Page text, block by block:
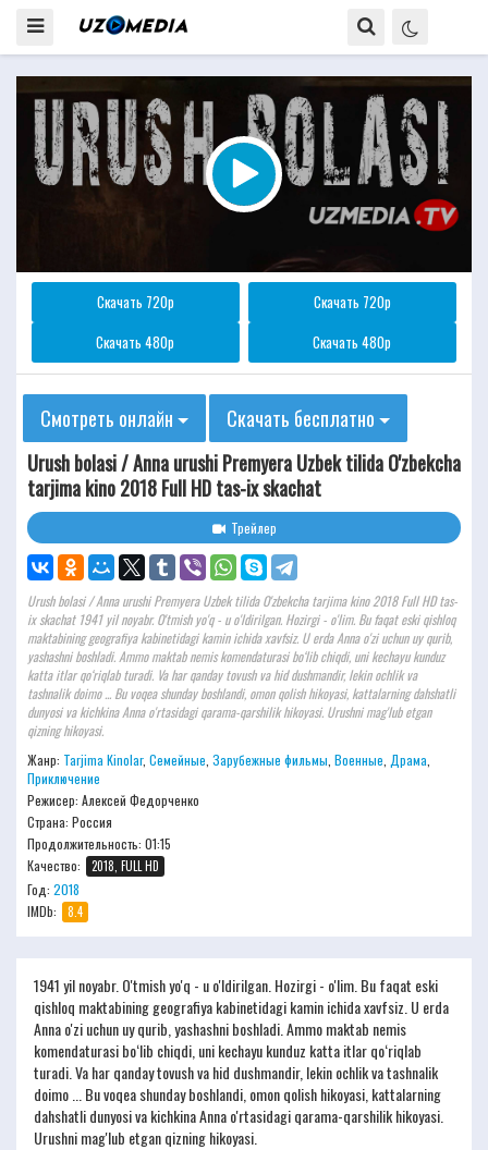
Скачать 720p
Скачать 720p
Скачать 480p
Скачать 480p
Смотреть онлайн
Скачать бесплатно
Urush bolasi / Anna urushi Premyera Uzbek tilida O'zbekcha
tarjima kino 2018 Full HD tas-ix skachat
Трейлер
Urush bolasi / Anna urushi Premyera Uzbek tilida O'zbekcha tarjima kino 2018 Full HD tas-
ix skachat 1941 yil noyabr. O'tmish yo'q - u o'ldirilgan. Hozirgi - o'lim. Bu faqat eski qishloq
maktabining geografiya kabinetidagi kamin ichida xavfsiz. U erda Anna o'zi uchun uy qurib,
yashashni boshladi. Ammo maktab nemis komendaturasi bo‘lib chiqdi, uni kechayu kunduz
katta itlar qo‘riqlab turadi. Va har qanday tovush va hid dushmandir, lekin ochlik va
tashnalik doimo ... Bu voqea shunday boshlandi, omon qolish hikoyasi, kattalarning dahshatli
dunyosi va kichkina Anna o'rtasidagi qarama-qarshilik hikoyasi. Urushni mag'lub etgan
qizning hikoyasi.
Жанр: Tarjima Kinolar, Семейные Зарубежные фильмы Военные Драма
Приключение
Режисер: Алексей Федорченко
Страна: Россия
Продолжительность: 01:15
Качество:
2018, FULL HD
Год: 2018
IMDb:
8.4
1941 yil noyabr. O'tmish yo'q - u o'ldirilgan. Hozirgi - o'lim. Bu faqat eski
qishloq maktabining geografiya kabinetidagi kamin ichida xavfsiz. U erda
Anna o'zi uchun uy qurib, yashashni boshladi. Ammo maktab nemis
komendaturasi bo‘lib chiqdi, uni kechayu kunduz katta itlar qo‘riqlab
turadi. Va har qanday tovush va hid dushmandir, lekin ochlik va tashnalik
doimo ... Bu voqea shunday boshlandi, omon qolish hikoyasi, kattalarning
dahshatli dunyosi va kichkina Anna o'rtasidagi qarama-qarshilik hikoyasi.
Urushni mag'lub etgan qizning hikoyasi.